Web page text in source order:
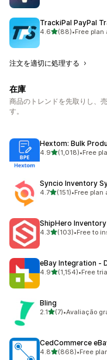
TrackiPal PayPal
4.65つ星中
(88)
合計レビュー数：88件
•Free plan
注文を適切に処理する
在庫
商品のトレンドを先取りし、
す。
Hextom: Bulk
4.95つ星中
(1,018)
合計レビュー数：1018
•Free
Syncio Inventory
4.75つ星中
(151)
合計レビュー数：151件
•Free plan
ShipHero
4.35つ星中
(103)
合計レビュー数：103
•Free to
eBay Integration ‑
4.95つ星中
(1,154)
合計レビュー数：1154
•Free
Bling
2.15つ星中
(7)
合計レビュー数：7件
•Avaliação
CedCommerce
4.85つ星中
(868)
合計レビュー数：868
•Free